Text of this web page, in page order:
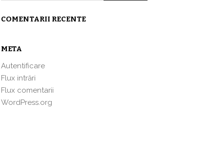
COMENTARII RECENTE
META
Autentificare
Flux intrări
Flux comentarii
WordPress.org